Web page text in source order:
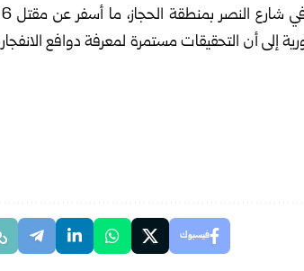
وفي وقت سابق اليوم، انفجرت عبوة ناسفة داخل أحد المقاهي في شارع النصر بمنطقة الحجاز، ما أسفر عن مقتل 6
السورية إلى أن التحقيقات مستمرة لمعرفة دوافع الانفجار
فيسبوك